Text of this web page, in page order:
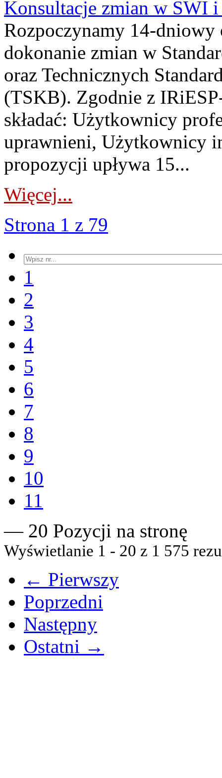
Konsultacje zmian w SWI
Rozpoczynamy 14-
dokonanie zmian w
oraz Technicznych
(TSKB). Zgodnie z
składać: Użytkownicy
uprawnieni, Użytkownicy
propozycji upływa 15...
Więcej...
Strona 1 z 79
1
2
3
4
5
6
7
8
9
10
11
— 20 Pozycji na stronę
Wyświetlanie 1 - 20 z 1 575
← Pierwszy
Poprzedni
Następny
Ostatni →